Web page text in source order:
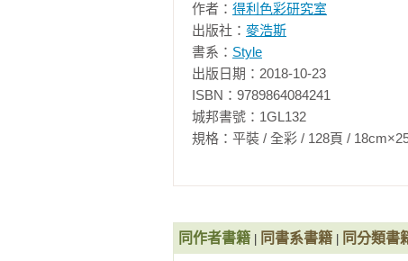
case12實適空間設計—沉穩繽紛，
case13藝念集私空間設計 —住在一
case14HATCH合砌設計有限公司—
case15璞沃 空間 PURO SPACE—
case16寓子空間設計—低彩度搭配
case17北鷗設計工作室—嬰兒藍帶
case18馥閣設計整合有限公司—20
case20堯丞希設計—沉穩色調，同
case22奕起設計—360度環繞柱體
case23和薪室內裝修設計有限公司
作者： 得利色彩研究室
出版社： 麥浩斯
書系： Style
出版日期：2018-10-23
ISBN：9789864084241
城邦書號：1GL132
規格：平裝 / 全彩 / 128頁 /
同作者書籍 同書系書籍 同分類書